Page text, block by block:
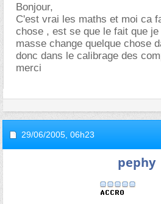
Bonjour,
C'est vrai les maths et moi ca
chose , est se que le fait que
masse change quelque chose
donc dans le calibrage des
merci
29/06/2005, 06h23
pephy